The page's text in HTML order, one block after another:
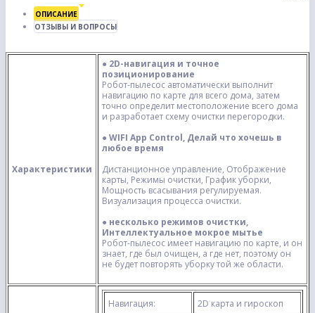
ОПИСАНИЕ
ОТЗЫВЫ И ВОПРОСЫ
Характеристики
● 2D-навигация и точное
позиционирование
Робот-пылесос автоматически выполнит
навигацию по карте для всего дома, затем
точно определит местоположение всего дома
и разработает схему очистки перегородки.
● WIFI App Control, Делай что хочешь в
любое время
Дистанционное управление, Отображение
карты, Режимы очистки, График уборки,
Мощность всасывания регулируемая.
Визуализация процесса очистки.
● несколько режимов очистки,
Интеллектуальное мокрое мытье
Робот-пылесос имеет навигацию по карте, и он
знает, где был очищен, а где нет, поэтому он
не будет повторять уборку той же области.
Навигация: 2D карта и гироскоп